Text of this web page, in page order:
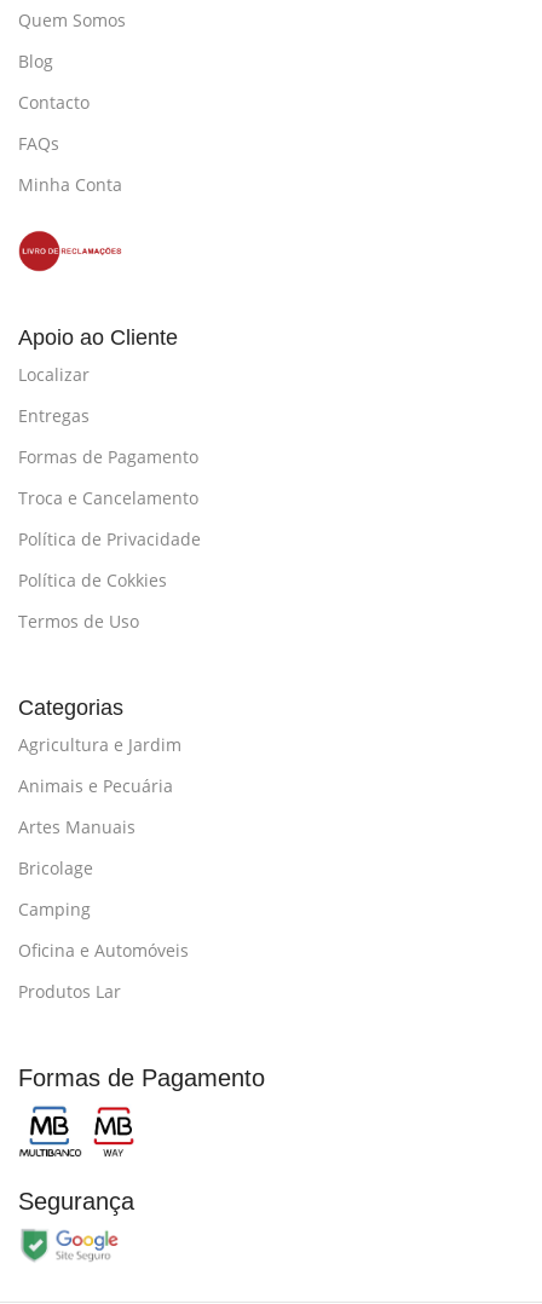
Quem Somos
Blog
Contacto
FAQs
Minha Conta
Apoio ao Cliente
Localizar
Entregas
Formas de Pagamento
Troca e Cancelamento
Política de Privacidade
Política de Cokkies
Termos de Uso
Categorias
Agricultura e Jardim
Animais e Pecuária
Artes Manuais
Bricolage
Camping
Oficina e Automóveis
Produtos Lar
Formas de Pagamento
Segurança